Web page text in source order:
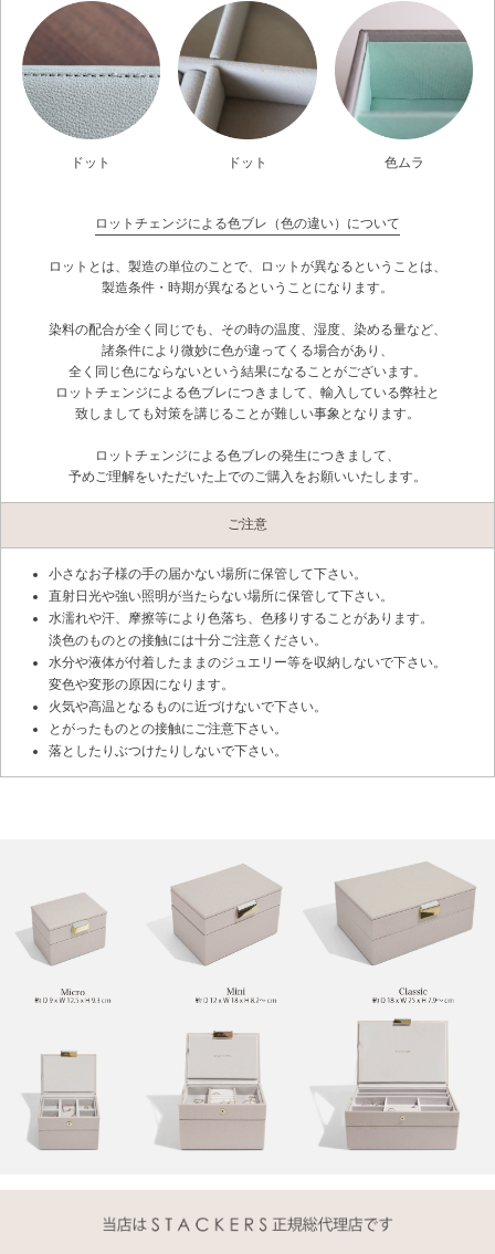
ドット ドット 色ムラ
ロットチェンジによる色ブレ（色の違い）について
ロットとは、製造の単位のことで、ロットが異なるということは、
製造条件・時期が異なるということになります。
染料の配合が全く同じでも、その時の温度、湿度、染める量など、
諸条件により微妙に色が違ってくる場合があり、
全く同じ色にならないという結果になることがございます。
ロットチェンジによる色ブレにつきまして、輸入している弊社と
致しましても対策を講じることが難しい事象となります。
ロットチェンジによる色ブレの発生につきまして、
予めご理解をいただいた上でのご購入をお願いいたします。
ご注意
小さなお子様の手の届かない場所に保管して下さい。
直射日光や強い照明が当たらない場所に保管して下さい。
水濡れや汗、摩擦等により色落ち、色移りすることがあります。
淡色のものとの接触には十分ご注意ください。
水分や液体が付着したままのジュエリー等を収納しないで下さい。
変色や変形の原因になります。
火気や高温となるものに近づけないで下さい。
とがったものとの接触にご注意下さい。
落としたりぶつけたりしないで下さい。